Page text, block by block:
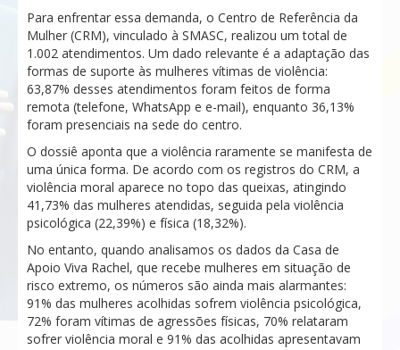
Para enfrentar essa demanda, o Centro de Referência da
Mulher (CRM), vinculado à SMASC, realizou um total de
1.002 atendimentos. Um dado relevante é a adaptação das
formas de suporte às mulheres vítimas de violência:
63,87% desses atendimentos foram feitos de forma
remota (telefone, WhatsApp e e-mail), enquanto 36,13%
foram presenciais na sede do centro.
O dossiê aponta que a violência raramente se manifesta de
uma única forma. De acordo com os registros do CRM, a
violência moral aparece no topo das queixas, atingindo
41,73% das mulheres atendidas, seguida pela violência
psicológica (22,39%) e física (18,32%).
No entanto, quando analisamos os dados da Casa de
Apoio Viva Rachel, que recebe mulheres em situação de
risco extremo, os números são ainda mais alarmantes:
91% das mulheres acolhidas sofrem violência psicológica,
72% foram vítimas de agressões físicas, 70% relataram
sofrer violência moral e 91% das acolhidas apresentavam